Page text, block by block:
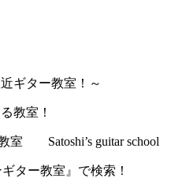
ギター教室！～
教室！
室 Satoshi’s guitar school
ター教室』で検索！